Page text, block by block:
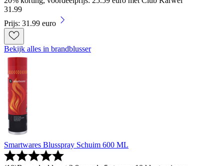
31 .99
Prijs: 31.99 euro
Bekijk alles in brandblusser
Smartwares Blusspray Schuim 600 ML